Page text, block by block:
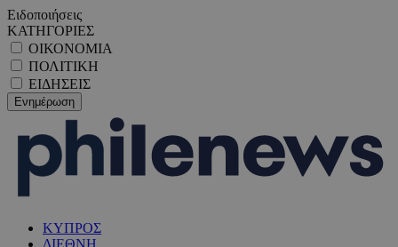
Ειδοποιήσεις
ΚΑΤΗΓΟΡΙΕΣ
ΟΙΚΟΝΟΜΙΑ
ΠΟΛΙΤΙΚΗ
ΕΙΔΗΣΕΙΣ
ΚΥΠΡΟΣ